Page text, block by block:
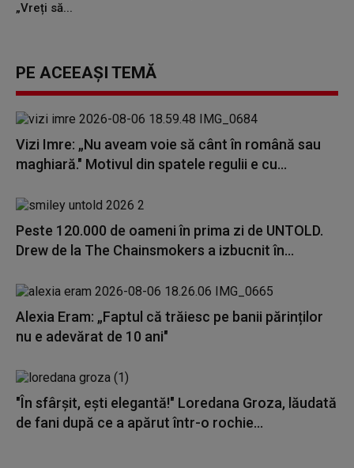
„Vreți să...
PE ACEEAȘI TEMĂ
Vizi Imre: „Nu aveam voie să cânt în română sau
maghiară." Motivul din spatele regulii e cu...
Peste 120.000 de oameni în prima zi de UNTOLD.
Drew de la The Chainsmokers a izbucnit în...
Alexia Eram: „Faptul că trăiesc pe banii părinților
nu e adevărat de 10 ani"
"În sfârșit, ești elegantă!" Loredana Groza, lăudată
de fani după ce a apărut într-o rochie...